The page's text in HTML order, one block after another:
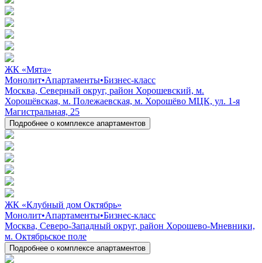
ЖК «Мята»
Монолит•Апартаменты•Бизнес-класс
Москва, Северный округ, район Хорошевский, м.
Хорошёвская, м. Полежаевская, м. Хорошёво МЦК, ул. 1-я
Магистральная, 25
Подробнее о комплексе апартаментов
ЖК «Клубный дом Октябрь»
Монолит•Апартаменты•Бизнес-класс
Москва, Северо-Западный округ, район Хорошево-Мневники,
м. Октябрьское поле
Подробнее о комплексе апартаментов